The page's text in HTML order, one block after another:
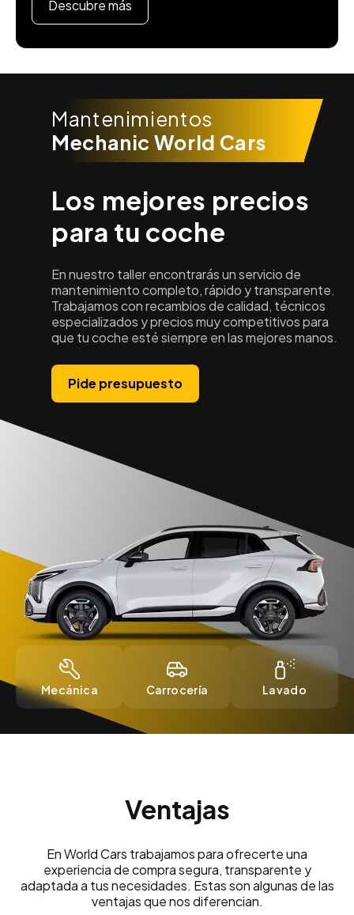
Descubre más
Mantenimientos
Mechanic World Cars
Los mejores precios
para tu coche
En nuestro taller encontrarás un servicio de
mantenimiento completo, rápido y transparente.
Trabajamos con recambios de calidad, técnicos
especializados y precios muy competitivos para
que tu coche esté siempre en las mejores manos.
Pide presupuesto
Mecánica Carrocería Lavado
Ventajas
En World Cars trabajamos para ofrecerte una
experiencia de compra segura, transparente y
adaptada a tus necesidades. Estas son algunas de las
ventajas que nos diferencian.